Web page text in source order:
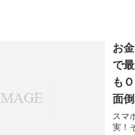
お
で
も
面
スマ
実！